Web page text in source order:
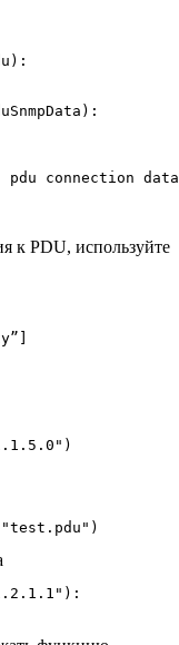
pdu connection data
к PDU, используйте